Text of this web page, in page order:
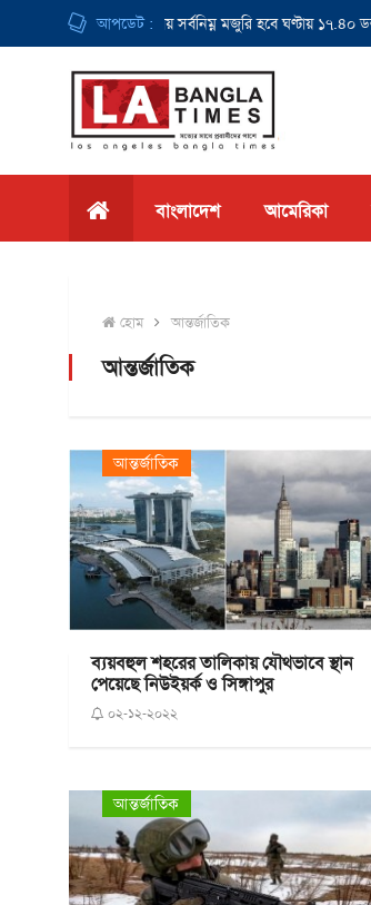
আপডেট :
থেকে ক্যালিফোর্নিয়ায় সর্বনিম্ন মজুরি হবে ঘণ্টায় ১৭.৪০ ডলার
বাংলাদেশ আমেরিকা
হোম আন্তর্জাতিক
আন্তর্জাতিক
আন্তর্জাতিক
ব্যয়বহুল শহরের তালিকায় যৌথভাবে স্থান
পেয়েছে নিউইয়র্ক ও সিঙ্গাপুর
০২-১২-২০২২
আন্তর্জাতিক